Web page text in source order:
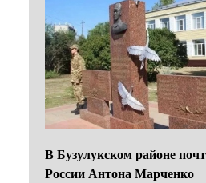
В Бузулукском районе
России Антона Марченко